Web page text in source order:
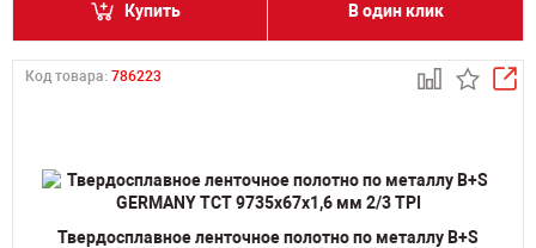
Купить В один клик
Код товара: 786223
Твердосплавное ленточное полотно по металлу B+S